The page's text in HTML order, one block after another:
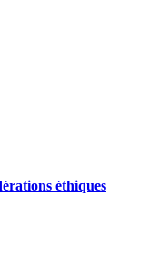
éthiques